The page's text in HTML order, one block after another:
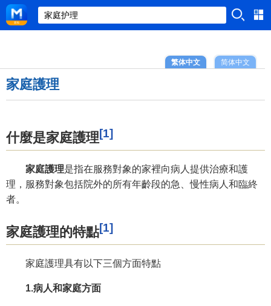
简体中文
繁体中文
家庭護理
什麼是家庭護理[1]
家庭護理是指在服務對象的家裡向病人提供治療和護
理，服務對象包括院外的所有年齡段的急、慢性病人和臨終
者。
家庭護理的特點[1]
家庭護理具有以下三個方面特點
1.病人和家庭方面